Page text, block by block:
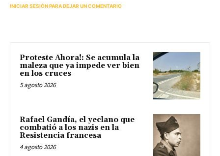
INICIAR SESIÓN PARA DEJAR UN COMENTARIO
Proteste Ahora!: Se acumula la
maleza que ya impede ver bien
en los cruces
5 agosto 2026
Rafael Gandía, el yeclano que
combatió a los nazis en la
Resistencia francesa
4 agosto 2026